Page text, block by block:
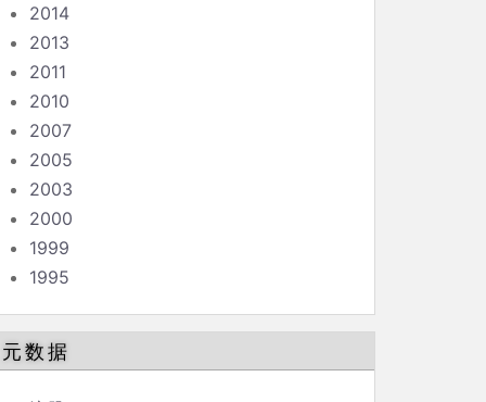
2014
2013
2011
2010
2007
2005
2003
2000
1999
1995
元数据